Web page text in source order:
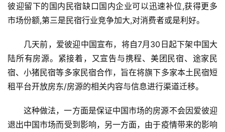
彼迎留下的国内民宿缺口国内企业可以迅速补位,获得更多
市场份额,第三是民宿行业竞争加大,对消费者或是利好。
几天前，爱彼迎中国宣布，将自7月30日起下架中国大
陆所有房源。紧接着，又宣告与携程、美团民宿、途家民
宿、小猪民宿等多家民宿合作，旨在将旗下多家本土民宿短
租平台开放房东/房源的相关内容与信息进行渠道迁移。
这种做法，一方面是保证中国市场的房源不会因爱彼迎
退出中国市场而受到影响，另一方面， 由于疫情带来的影响